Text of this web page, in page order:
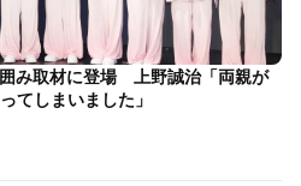
み取材に登場 上野誠治「両親が
てしまいました」